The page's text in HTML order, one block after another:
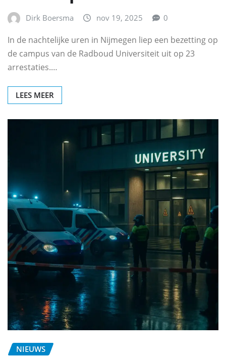
Dirk Boersma nov 19, 2025 0
In de nachtelijke uren in Nijmegen liep een bezetting op
de campus van de Radboud Universiteit uit op 23
arrestaties.…
LEES MEER
NIEUWS